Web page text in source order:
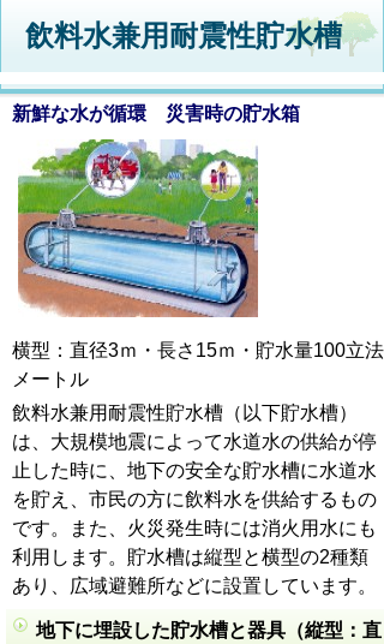
飲料水兼用耐震性貯水槽
新鮮な水が循環 災害時の貯水箱
横型：直径3ｍ・長さ15ｍ・貯水量100立法
メートル
飲料水兼用耐震性貯水槽（以下貯水槽）
は、大規模地震によって水道水の供給が停
止した時に、地下の安全な貯水槽に水道水
を貯え、市民の方に飲料水を供給するもの
です。また、火災発生時には消火用水にも
利用します。貯水槽は縦型と横型の2種類
あり、広域避難所などに設置しています。
地下に埋設した貯水槽と器具（縦型：直